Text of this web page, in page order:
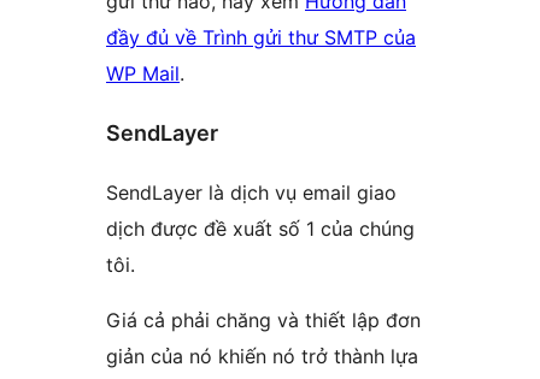
đầy đủ về Trình gửi thư SMTP của
WP Mail.
SendLayer
SendLayer là dịch vụ email giao
dịch được đề xuất số 1 của chúng
tôi.
Giá cả phải chăng và thiết lập đơn
giản của nó khiến nó trở thành lựa